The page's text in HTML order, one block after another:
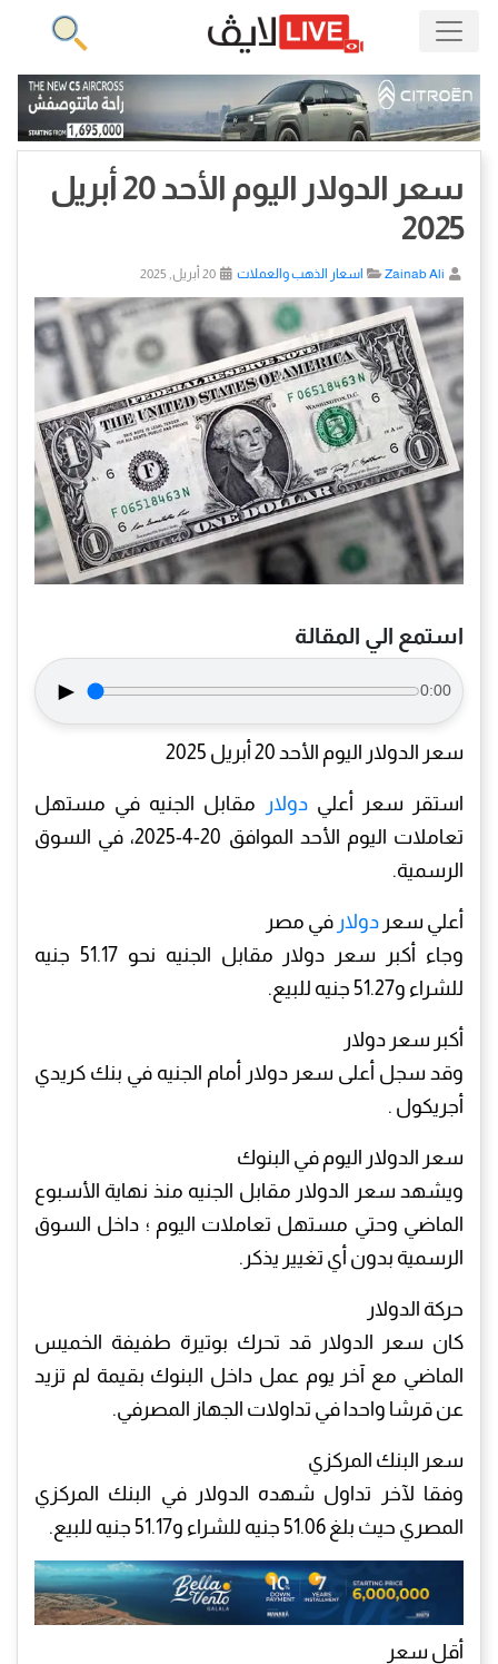
سعر الدولار اليوم الأحد 20 أبريل
2025
Zainab Ali اسعار الذهب والعملات
استمع الي المقالة
► 0:00
سعر الدولار اليوم الأحد 20 أبريل 2025
استقر سعر أعليدولار
مقابل الجنيه في مستهل
تعاملات اليوم الأحد الموافق 20-4-2025، في السوق
الرسمية.
أعلي سعر دولار في مصر
وجاء أكبر سعر دولار مقابل الجنيه نحو 51.17 جنيه
للشراء و51.27 جنيه للبيع.
أكبر سعر دولار
وقد سجل أعلى سعر دولار أمام الجنيه في بنك كريدي
أجريكول .
سعر الدولار اليوم في البنوك
ويشهد سعر الدولار مقابل الجنيه منذ نهاية الأسبوع
الماضي وحتي مستهل تعاملات اليوم ؛ داخل السوق
الرسمية بدون أي تغيير يذكر.
حركة الدولار
كان سعر الدولار قد تحرك بوتيرة طفيفة الخميس
الماضي مع آخر يوم عمل داخل البنوك بقيمة لم تزيد
عن قرشا واحدا في تداولات الجهاز المصرفي.
سعر البنك المركزي
وفقا لآخر تداول شهده الدولار في البنك المركزي
المصري حيث بلغ 51.06 جنيه للشراء و51.17 جنيه للبيع.
أقل سعر